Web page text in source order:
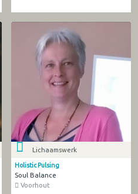
Lichaamswerk
Holistic Pulsing
Soul Balance
Voorhout